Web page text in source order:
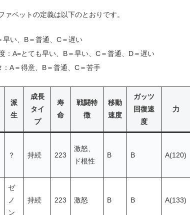
ァベットの定義は以下のとおりです。
早い、B＝普通、C＝遅い
：A=とても早い、B＝早い、C＝普通、D＝遅い
：A＝得意、B＝普通、C＝苦手
派
生
成長
タイ
プ
寿
命
戦闘特
徴
移動
速度
ガッツ
回復速
度
力
？ 持続 223
激怒、
ド根性
B B A(120)
ゼ
ノ
ン
持続 223 激怒 B B A(133)